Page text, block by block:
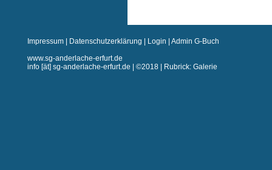
Impressum Datenschutzerklärung Login
Admin G-Buch
www.sg-anderlache-erfurt.de
info [ät] sg-anderlache-erfurt.de | ©2018 | Rubrick: Galerie